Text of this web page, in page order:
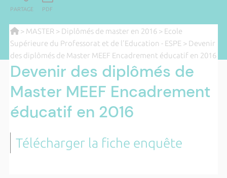
PARTAGE PDF
> MASTER > Diplômés de master en 2016> Ecole
Supérieure du Professorat et de l'Education - ESPE > Devenir
des diplômés de Master MEEF Encadrement éducatif en 2016
Devenir des diplômés de
Master MEEF Encadrement
éducatif en 2016
Télécharger la fiche enquête